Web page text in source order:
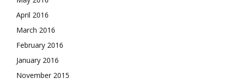
April 2016
March 2016
February 2016
January 2016
November 2015